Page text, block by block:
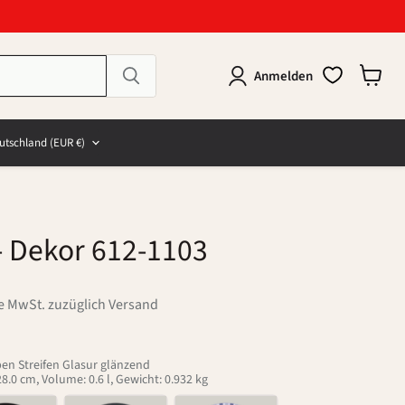
Anmelden
(EUR €)
Dekor 612-1103
MwSt. zuzüglich Versand
Streifen Glasur glänzend
cm, Volume: 0.6 l, Gewicht: 0.932 kg